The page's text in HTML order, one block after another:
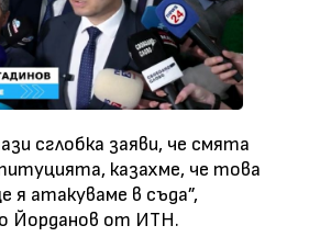
сглобка заяви, че смята
казахме, че това
я атакуваме в съда”,
Йорданов от ИТН.